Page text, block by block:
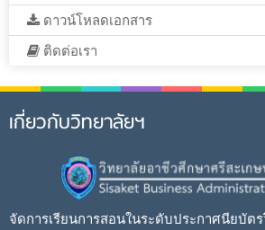
ดาวน์โหลดเอกสาร
ติดต่อเรา
เกี่ยวกับวิทยาลัยฯ
จัดการเรียนการสอนในระดับประกาศนียบัต